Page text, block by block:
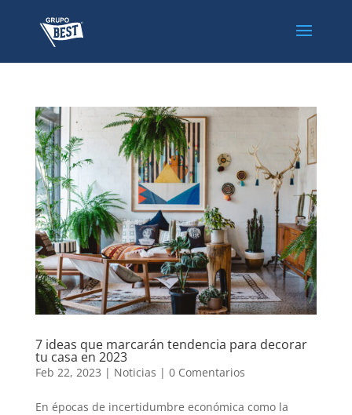
7 ideas que marcarán tendencia para decorar
tu casa en 2023
Feb 22, 2023 | Noticias | 0 Comentarios
En épocas de incertidumbre económica como la